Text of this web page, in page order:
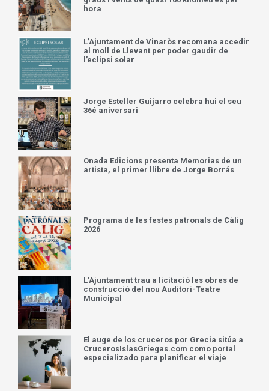
hora
L’Ajuntament de Vinaròs recomana accedir
al moll de Llevant per poder gaudir de
l’eclipsi solar
Jorge Esteller Guijarro celebra hui el seu
36é aniversari
Onada Edicions presenta Memorias de un
artista, el primer llibre de Jorge Borrás
Programa de les festes patronals de Càlig
2026
L’Ajuntament trau a licitació les obres de
construcció del nou Auditori-Teatre
Municipal
El auge de los cruceros por Grecia sitúa a
CrucerosIslasGriegas.com como portal
especializado para planificar el viaje